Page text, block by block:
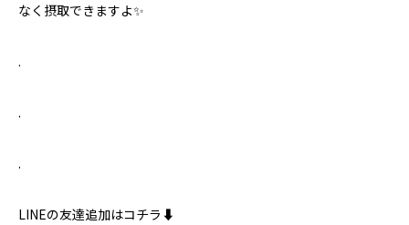
なく摂取できますよ✨
.
.
.
LINEの友達追加はコチラ⬇️